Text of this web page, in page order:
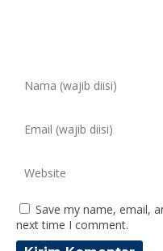
Save my name, email,
next time I comment.